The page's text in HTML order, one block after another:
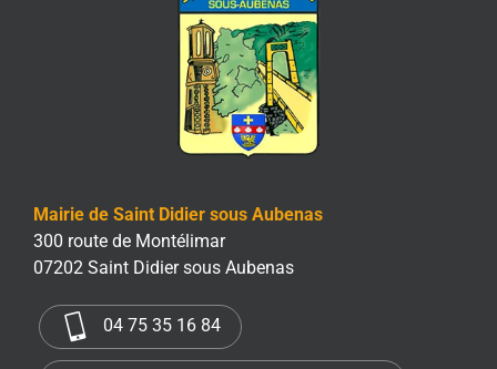
Mairie de Saint Didier sous Aubenas
300 route de Montélimar
07202 Saint Didier sous Aubenas
04 75 35 16 84